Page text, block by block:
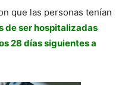
que las personas tenían
de ser hospitalizadas
28 días siguientes a